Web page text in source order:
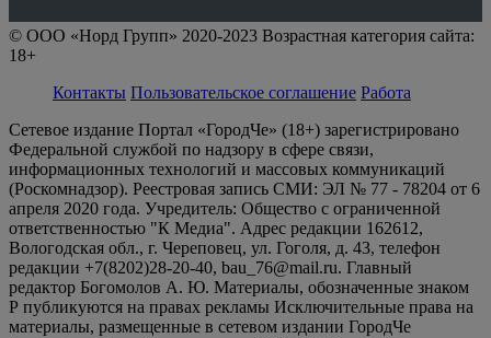
© ООО «Норд Групп» 2020-2023 Возрастная категория сайта:
18+
Контакты Пользовательское соглашение Работа
Сетевое издание Портал «ГородЧе» (18+) зарегистрировано
Федеральной службой по надзору в сфере связи,
информационных технологий и массовых коммуникаций
(Роскомнадзор). Реестровая запись СМИ: ЭЛ № 77 - 78204 от 6
апреля 2020 года. Учредитель: Общество с ограниченной
ответственностью "К Медиа". Адрес редакции 162612,
Вологодская обл., г. Череповец, ул. Гоголя, д. 43, телефон
редакции +7(8202)28-20-40, bau_76@mail.ru. Главный
редактор Богомолов А. Ю. Материалы, обозначенные знаком
Р публикуются на правах рекламы Исключительные права на
материалы, размещенные в сетевом издании ГородЧе